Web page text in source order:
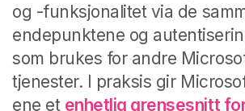
og -funksjonalitet via de
endepunktene og
som brukes for andre
tjenester. I praksis gir
ene et enhetlig grensesnitt